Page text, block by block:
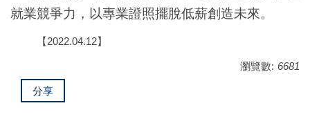
就業競爭力，以專業證照擺脫低薪創造未來。
【2022.04.12】
瀏覽數: 6681
分享